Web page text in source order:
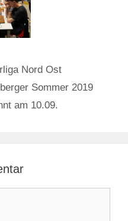
Nord Ost
Sommer 2019
am 10.09.